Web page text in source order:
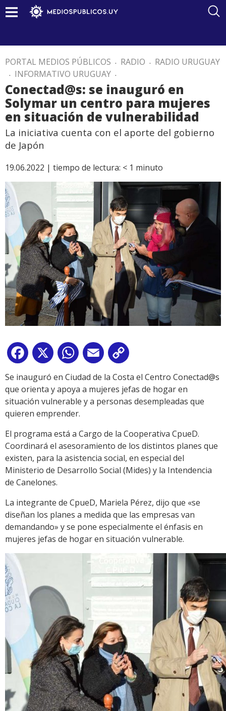
PORTAL MEDIOS PÚBLICOS . RADIO . RADIO URUGUAY
. INFORMATIVO URUGUAY .
Conectad@s: se inauguró en
Solymar un centro para mujeres
en situación de vulnerabilidad
La iniciativa cuenta con el aporte del gobierno
de Japón
19.06.2022 | tiempo de lectura: < 1 minuto
Facebook
X WhatsApp
Email
Link
Se inauguró en Ciudad de la Costa el Centro Conectad@s
que orienta y apoya a mujeres jefas de hogar en
situación vulnerable y a personas desempleadas que
quieren emprender.
El programa está a Cargo de la Cooperativa CpueD.
Coordinará el asesoramiento de los distintos planes que
existen, para la asistencia social, en especial del
Ministerio de Desarrollo Social (Mides) y la Intendencia
de Canelones.
La integrante de CpueD, Mariela Pérez, dijo que «se
diseñan los planes a medida que las empresas van
demandando» y se pone especialmente el énfasis en
mujeres jefas de hogar en situación vulnerable.